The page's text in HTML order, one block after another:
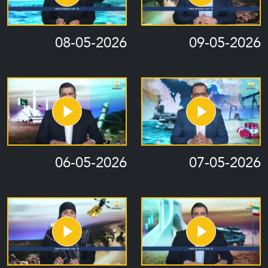
09-05-2026
08-05-2026
07-05-2026
06-05-2026